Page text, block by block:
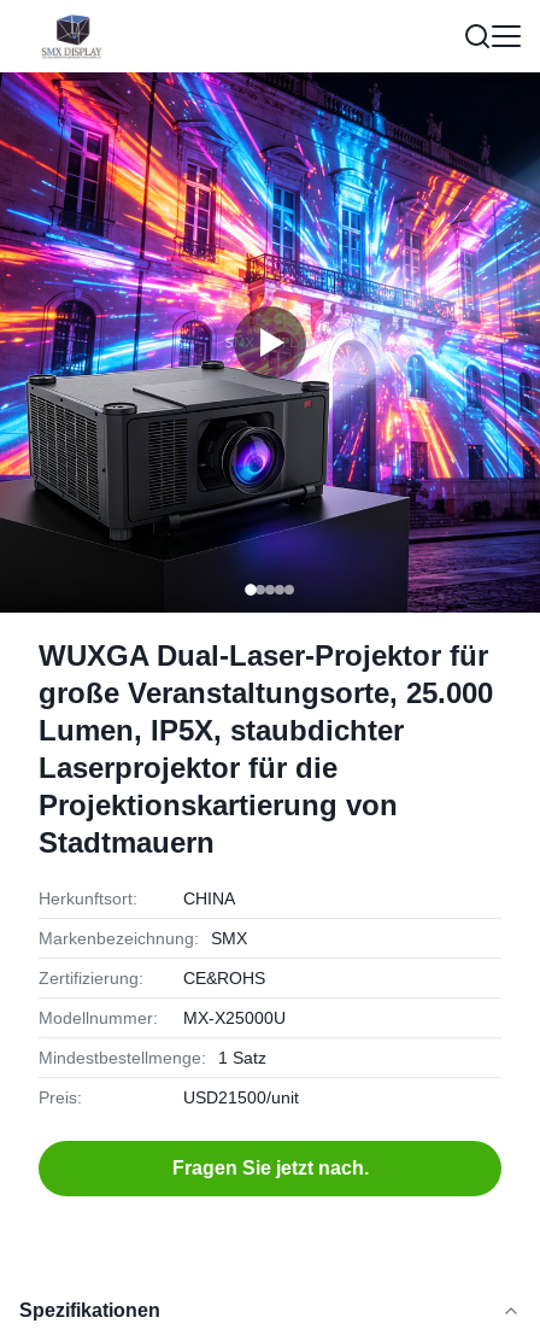
WUXGA Dual-Laser-Projektor für
große Veranstaltungsorte, 25.000
Lumen, IP5X, staubdichter
Laserprojektor für die
Projektionskartierung von
Stadtmauern
Herkunftsort: CHINA
Markenbezeichnung: SMX
Zertifizierung: CE&ROHS
Modellnummer: MX-X25000U
Mindestbestellmenge: 1 Satz
Preis: USD21500/unit
Fragen Sie jetzt nach.
Spezifikationen